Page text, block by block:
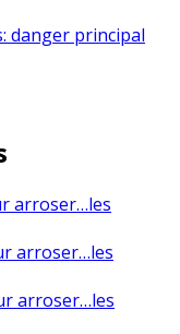
danger principal
arroser…les
arroser…les
arroser…les